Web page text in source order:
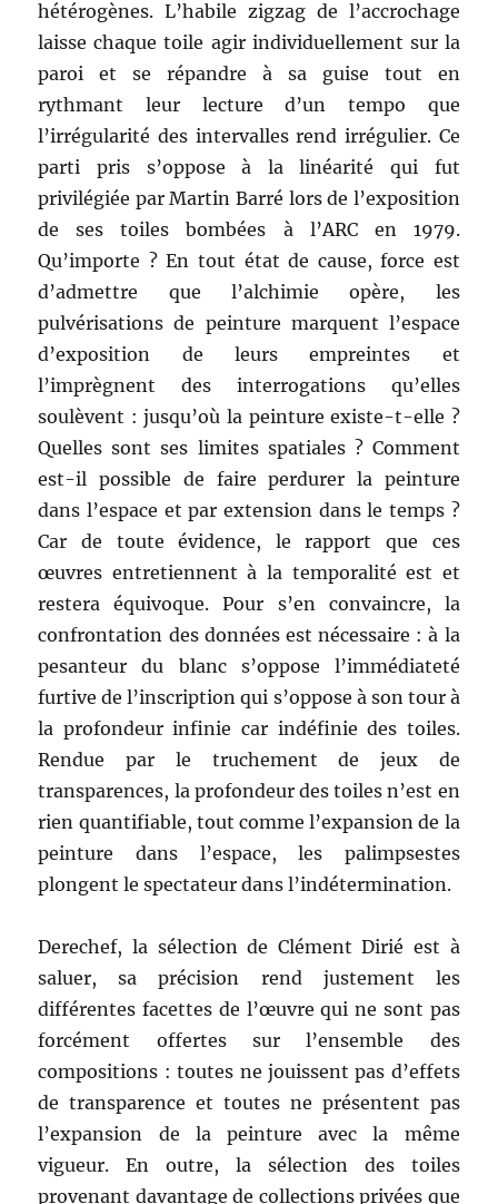
hétérogènes. L’habile zigzag de l’accrochage
laisse chaque toile agir individuellement sur la
paroi et se répandre à sa guise tout en
rythmant leur lecture d’un tempo que
l’irrégularité des intervalles rend irrégulier. Ce
parti pris s’oppose à la linéarité qui fut
privilégiée par Martin Barré lors de l’exposition
de ses toiles bombées à l’ARC en 1979.
Qu’importe ? En tout état de cause, force est
d’admettre que l’alchimie opère, les
pulvérisations de peinture marquent l’espace
d’exposition de leurs empreintes et
l’imprègnent des interrogations qu’elles
soulèvent : jusqu’où la peinture existe-t-elle ?
Quelles sont ses limites spatiales ? Comment
est-il possible de faire perdurer la peinture
dans l’espace et par extension dans le temps ?
Car de toute évidence, le rapport que ces
œuvres entretiennent à la temporalité est et
restera équivoque. Pour s’en convaincre, la
confrontation des données est nécessaire : à la
pesanteur du blanc s’oppose l’immédiateté
furtive de l’inscription qui s’oppose à son tour à
la profondeur infinie car indéfinie des toiles.
Rendue par le truchement de jeux de
transparences, la profondeur des toiles n’est en
rien quantifiable, tout comme l’expansion de la
peinture dans l’espace, les palimpsestes
plongent le spectateur dans l’indétermination.
Derechef, la sélection de Clément Dirié est à
saluer, sa précision rend justement les
différentes facettes de l’œuvre qui ne sont pas
forcément offertes sur l’ensemble des
compositions : toutes ne jouissent pas d’effets
de transparence et toutes ne présentent pas
l’expansion de la peinture avec la même
vigueur. En outre, la sélection des toiles
provenant davantage de collections privées que